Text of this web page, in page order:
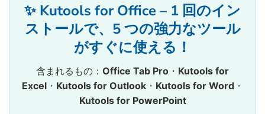
✨ Kutools for Office – 1 回のイン
ストールで、5 つの強力なツール
がすぐに使える！
含まれるもの： Office Tab Pro ・ Kutools for
Excel・ Kutools for Outlook・ Kutools for Word・
Kutools for PowerPoint